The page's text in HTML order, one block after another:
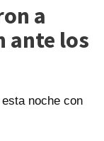
a
ante los
noche con